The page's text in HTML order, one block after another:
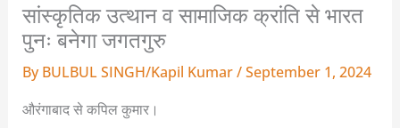
सांस्कृतिक उत्थान व सामाजिक क्रांति से भारत
पुनः बनेगा जगतगुरु
ByBULBUL SINGH/Kapil Kumar/September 1, 2024
औरंगाबाद से कपिल कुमार।